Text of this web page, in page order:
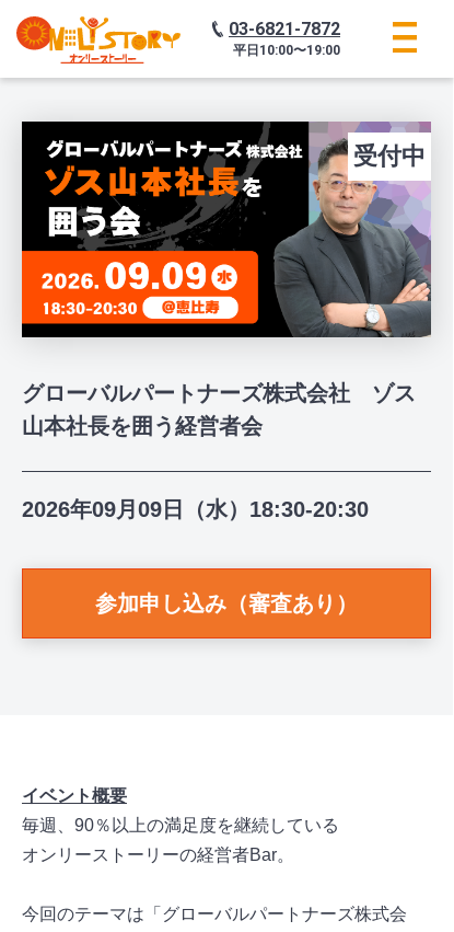
03-6821-7872
平日 10:00〜19:00
受付中
グローバルパートナーズ株式会社 ゾス
山本社長を囲う経営者会
2026年09月09日（水）18:30-20:30
参加申し込み（審査あり）
イベント概要
毎週、90％以上の満足度を継続している
オンリーストーリーの経営者Bar。
今回のテーマは「グローバルパートナーズ株式会